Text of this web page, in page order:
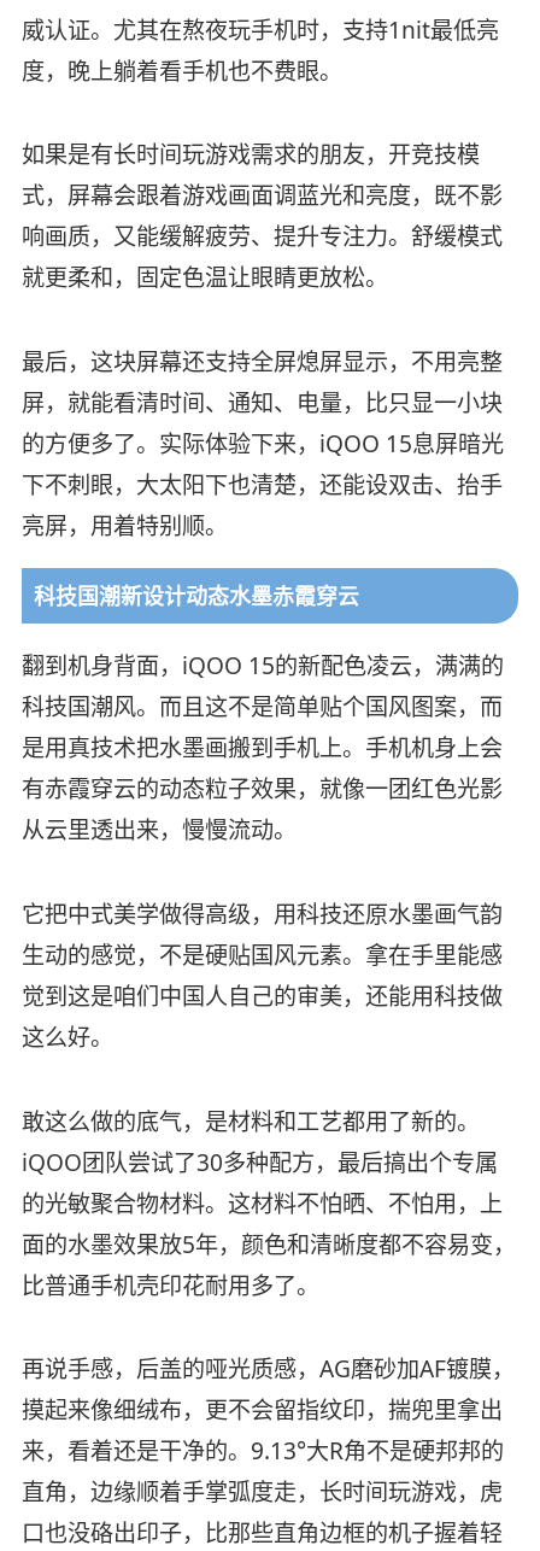
威认证。尤其在熬夜玩手机时，支持1nit最低亮
度，晚上躺着看手机也不费眼。
如果是有长时间玩游戏需求的朋友，开竞技模
式，屏幕会跟着游戏画面调蓝光和亮度，既不影
响画质，又能缓解疲劳、提升专注力。舒缓模式
就更柔和，固定色温让眼睛更放松。
最后，这块屏幕还支持全屏熄屏显示，不用亮整
屏，就能看清时间、通知、电量，比只显一小块
的方便多了。实际体验下来，iQOO 15息屏暗光
下不刺眼，大太阳下也清楚，还能设双击、抬手
亮屏，用着特别顺。
科技国潮新设计动态水墨赤霞穿云
翻到机身背面，iQOO 15的新配色凌云，满满的
科技国潮风。而且这不是简单贴个国风图案，而
是用真技术把水墨画搬到手机上。手机机身上会
有赤霞穿云的动态粒子效果，就像一团红色光影
从云里透出来，慢慢流动。
它把中式美学做得高级，用科技还原水墨画气韵
生动的感觉，不是硬贴国风元素。拿在手里能感
觉到这是咱们中国人自己的审美，还能用科技做
这么好。
敢这么做的底气，是材料和工艺都用了新的。
iQOO团队尝试了30多种配方，最后搞出个专属
的光敏聚合物材料。这材料不怕晒、不怕用，上
面的水墨效果放5年，颜色和清晰度都不容易变，
比普通手机壳印花耐用多了。
再说手感，后盖的哑光质感，AG磨砂加AF镀膜，
摸起来像细绒布，更不会留指纹印，揣兜里拿出
来，看着还是干净的。9.13°大R角不是硬邦邦的
直角，边缘顺着手掌弧度走，长时间玩游戏，虎
口也没硌出印子，比那些直角边框的机子握着轻